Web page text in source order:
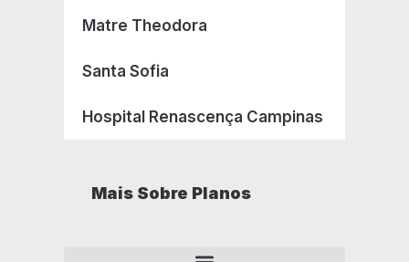
Matre Theodora
Santa Sofia
Hospital Renascença Campinas
Mais Sobre Planos